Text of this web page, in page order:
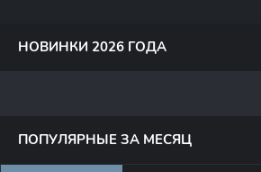
НОВИНКИ 2026 ГОДА
ПОПУЛЯРНЫЕ ЗА МЕСЯЦ